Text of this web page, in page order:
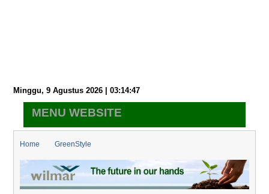
Minggu, 9 Agustus 2026 | 03:14:48
MENU WEBSITE
Home
GreenStyle
Geger, Kitab Abad ke- 19 Ini Ungkap Puasa 2026 Jatuh pada 18
Februari, dan Idul Fitri pada 20 Maret 2026